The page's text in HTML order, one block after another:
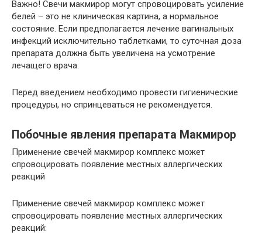
Важно! Свечи макмирор могут спровоцировать усиление
белей – это не клиническая картина, а нормальное
состояние. Если предполагается лечение вагинальных
инфекций исключительно таблетками, то суточная доза
препарата должна быть увеличена на усмотрение
лечащего врача.
Перед введением необходимо провести гигиенические
процедуры, но спринцеваться не рекомендуется.
Побочные явления препарата Макмирор
Применение свечей макмирор комплекс может
спровоцировать появление местных аллергических
реакций
Применение свечей макмирор комплекс может
спровоцировать появление местных аллергических
реакций: